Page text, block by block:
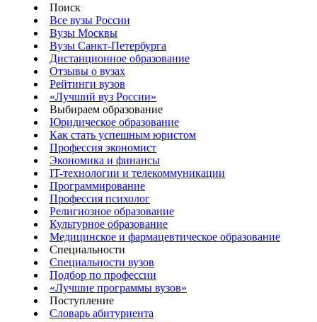
Поиск
Все вузы России
Вузы Москвы
Вузы Санкт-Петербурга
Дистанционное образование
Отзывы о вузах
Рейтинги вузов
«Лучший вуз России»
Выбираем образование
Юридическое образование
Как стать успешным юристом
Профессия экономист
Экономика и финансы
IT-технологии и телекоммуникации
Программирование
Профессия психолог
Религиозное образование
Культурное образование
Медицинское и фармацевтическое образование
Специальности
Специальности вузов
Подбор по профессии
«Лучшие программы вузов»
Поступление
Словарь абитуриента